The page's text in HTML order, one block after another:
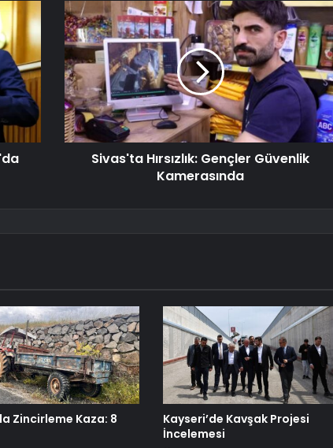
Sivas'ta Hırsızlık: Gençler Güvenlik
Kamerasında
Zincirleme Kaza: 8
Kayseri’de Kavşak Projesi
İncelemesi